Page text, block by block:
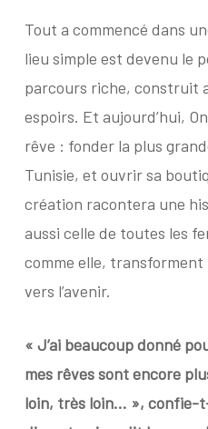
Tout a commencé dans
lieu simple est devenu le
parcours riche, construit
espoirs. Et aujourd’hui,
rêve : fonder la plus
Tunisie, et ouvrir sa
création racontera une
aussi celle de toutes les
comme elle, transforment
vers l’avenir.
« J’ai beaucoup donné
mes rêves sont encore
loin, très loin… », confie-